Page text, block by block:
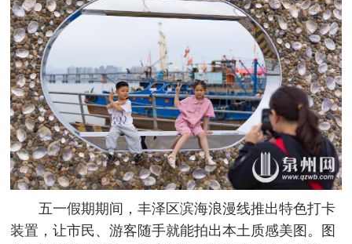
五一假期期间，丰泽区滨海浪漫线推出特色打卡
装置，让市民、游客随手就能拍出本土质感美图。图